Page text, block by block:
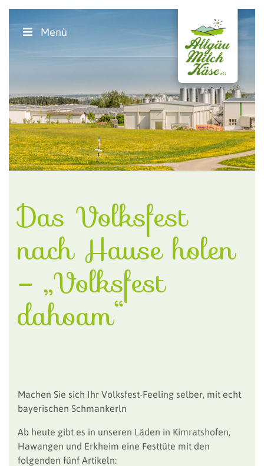
Menü
Das Volksfest
nach Hause holen
– „Volksfest
dahoam“
Machen Sie sich Ihr Volksfest-Feeling selber, mit echt
bayerischen Schmankerln
Ab heute gibt es in unseren Läden in Kimratshofen,
Hawangen und Erkheim eine Festtüte mit den
folgenden fünf Artikeln: